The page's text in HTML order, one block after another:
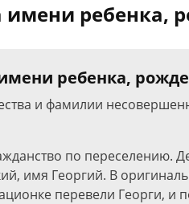
ребенка,
ребенка,
и фамилии
по переселению.
имя Георгий. В
перевели Георги, и